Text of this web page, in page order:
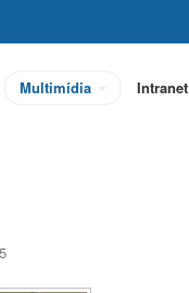
Multimídia Intranet